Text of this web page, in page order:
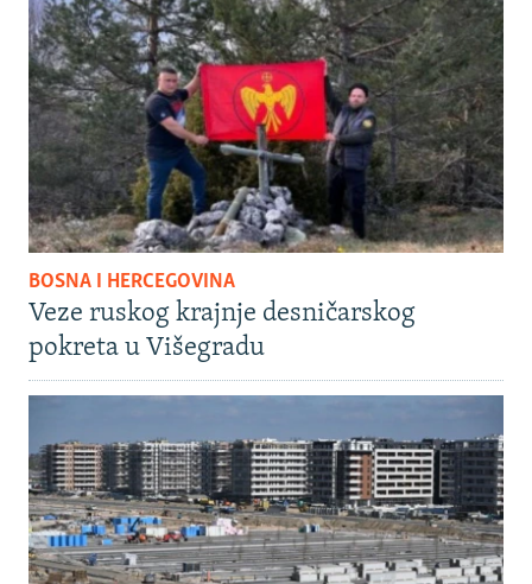
BOSNA I HERCEGOVINA
Veze ruskog krajnje desničarskog
pokreta u Višegradu